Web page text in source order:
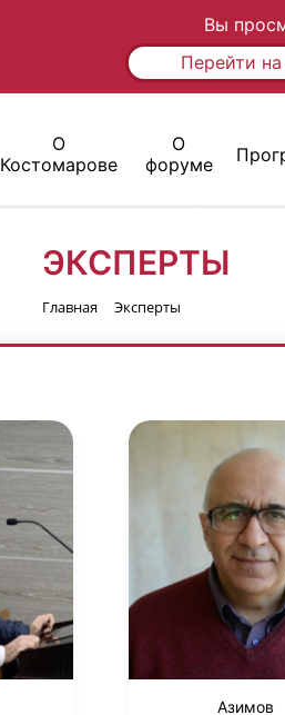
Вы
Перейти
О
Костомарове
О
форуме
ЭКСПЕРТЫ
Главная Эксперты
Азимов